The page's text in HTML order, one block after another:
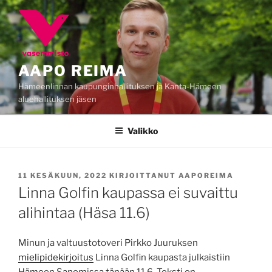
Siirry
sisältöön
AAPO REIMA
Hämeenlinnan kaupunginhallituksen ja Kanta-Hämeen
aluehallituksen jäsen
Valikko
JULKAISTU
11 KESÄKUUN, 2022 KIRJOITTANUT AAPOREIMA
Linna Golfin kaupassa ei suvaittu
alihintaa (Häsa 11.6)
Minun ja valtuustotoveri Pirkko Juuruksen
mielipidekirjoitus Linna Golfin kaupasta julkaistiin